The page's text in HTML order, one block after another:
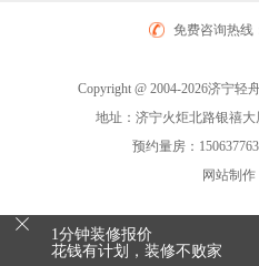
免费咨询热线
Copyright @ 2004-2026济宁轻
地址：济宁火炬北路银禧
预约量房：
网站制
1分钟装修报价
花钱有计划，装修不败家